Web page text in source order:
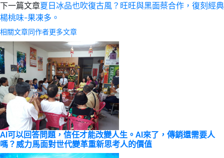
下一篇文章夏日冰品也吹復古風？旺旺與黑面蔡合作，復刻經典
楊桃味-果凍多。
相關文章同作者更多文章
AI可以回答問題，信任才能改變人生。AI來了，傳銷還需要人
嗎？威力馬面對世代變革重新思考人的價值